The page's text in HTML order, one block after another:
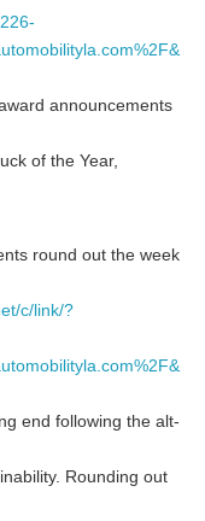
announcements
of the Year,
round out the week
c/link/?
end following the alt-
Rounding out